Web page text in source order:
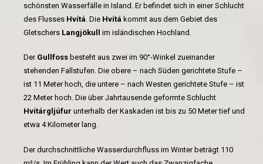
schönsten Wasserfälle in Island. Er befindet sich in einer Schlucht
des Flusses Hvítá . Die Hvítá kommt aus dem Gebiet des
Gletschers Langjökull im isländischen Hochland.
Der Gullfoss besteht aus zwei im 90°-Winkel zueinander
stehenden Fallstufen. Die obere – nach Süden gerichtete Stufe –
ist 11 Meter hoch, die untere – nach Westen gerichtete Stufe – ist
22 Meter hoch. Die über Jahrtausende geformte Schlucht
Hvítárgljúfur unterhalb der Kaskaden ist bis zu 50 Meter tief und
etwa 4 Kilometer lang.
Der durchschnittliche Wasserdurchfluss im Winter beträgt 110